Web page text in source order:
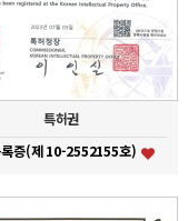
특허권
록증(제 10-2552155호)